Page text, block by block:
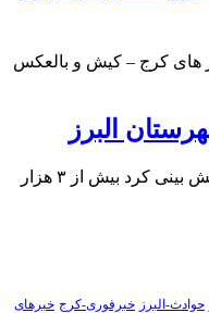
های کرج – کیش و بالعکس
البرز
مدیر جهاد کشاورزی شهرستان البرز پیش بینی کرد بیش از ۳ هزار
حوادث-البرز خبرفوری-کرج خبرهای